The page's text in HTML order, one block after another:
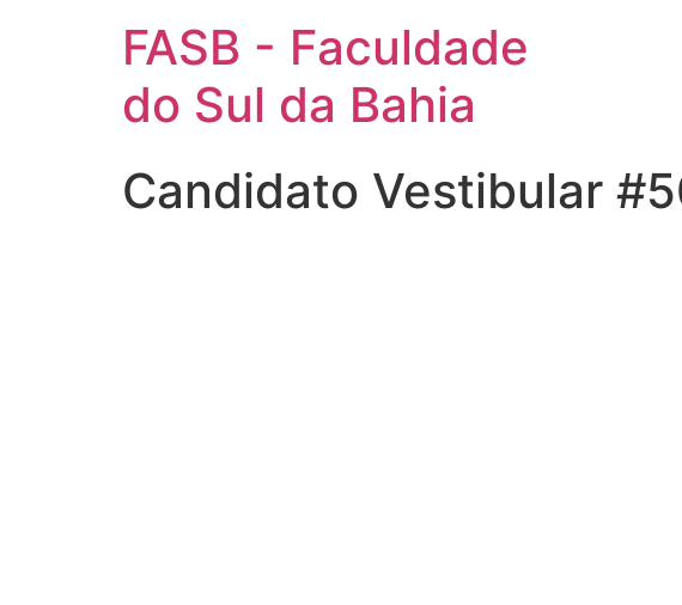
FASB - Faculdade
do Sul da Bahia
Candidato Vestibular